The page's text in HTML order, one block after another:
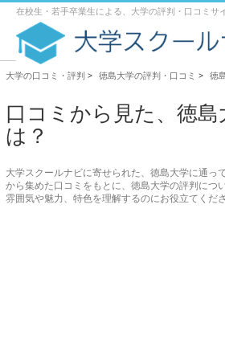
在校生・若手卒業生による、大学の評判・口コミサ
大学の口コミ・評判 > 徳島大学の評判・口コミ > 徳
口コミから見た、徳
は？
大学スクールナビに寄せられた、徳島大学に通っ
から集めた口コミをもとに、徳島大学の評判につ
雰囲気や魅力、特色を理解するのにお役立てくださ